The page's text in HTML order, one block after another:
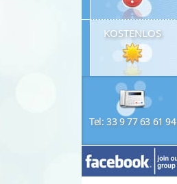
KOSTENLOS
Tel: 33 9 77 63 61 94